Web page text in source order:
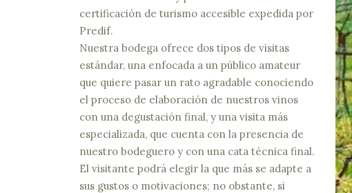
certificación de turismo accesible expedida por
Predif.
Nuestra bodega ofrece dos tipos de visitas
estándar, una enfocada a un público amateur
que quiere pasar un rato agradable conociendo
el proceso de elaboración de nuestros vinos
con una degustación final, y una visita más
especializada, que cuenta con la presencia de
nuestro bodeguero y con una cata técnica final.
El visitante podrá elegir la que más se adapte a
sus gustos o motivaciones; no obstante, si